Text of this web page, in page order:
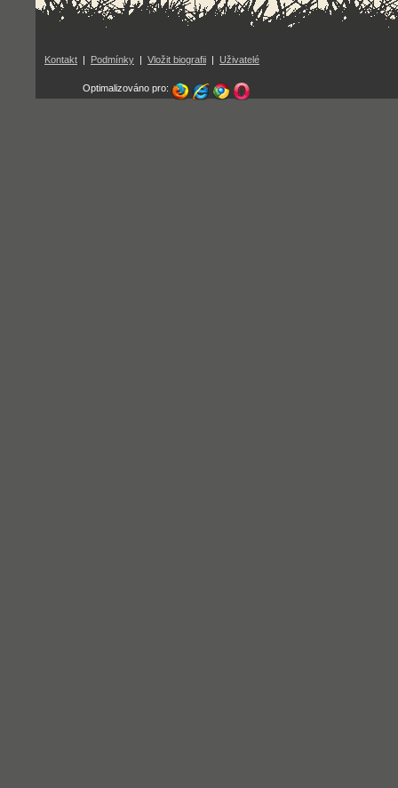
Kontakt | Podmínky | Vložit biografii | Uživatelé
Optimalizováno pro: